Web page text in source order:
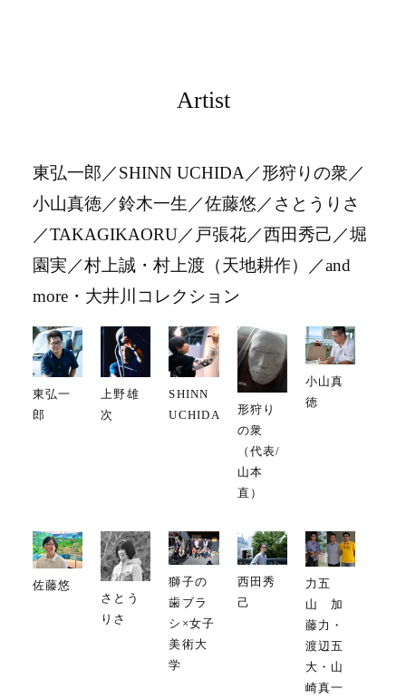
Artist
東弘一郎／SHINN UCHIDA／形狩りの衆／
小山真徳／鈴木一生／佐藤悠／さとうりさ
／TAKAGIKAORU／戸張花／西田秀己／堀
園実／村上誠・村上渡（天地耕作）／and
more・大井川コレクション
東弘一
郎
上野雄
次
SHINN
UCHIDA
形狩り
の衆
（代表/
山本
直）
小山真
徳
佐藤悠
さとう
りさ
獅子の
歯ブラ
シ×女子
美術大
学
西田秀
己
力五
山 加
藤力・
渡辺五
大・山
崎真一